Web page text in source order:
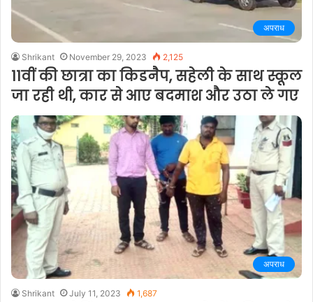
अपराध
Shrikant November 29, 2023 2,125
11वीं की छात्रा का किडनैप, सहेली के साथ स्कूल
जा रही थी, कार से आए बदमाश और उठा ले गए
अपराध
Shrikant July 11, 2023 1,687